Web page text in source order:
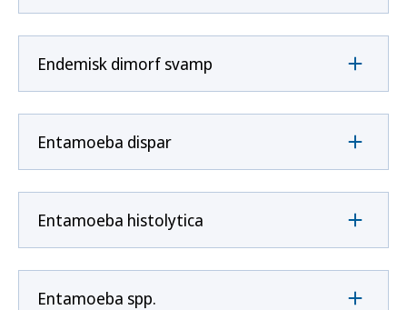
Endemisk dimorf svamp
Entamoeba dispar
Entamoeba histolytica
Entamoeba spp.